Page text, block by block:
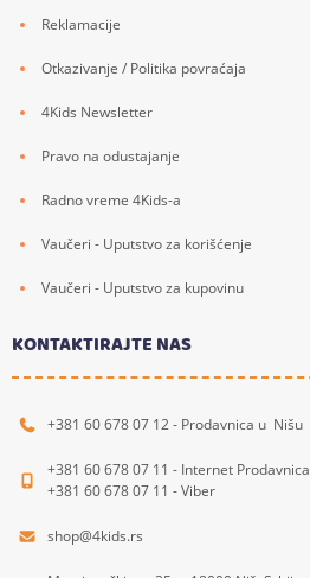
Reklamacije
Otkazivanje / Politika povraćaja
4Kids Newsletter
Pravo na odustajanje
Radno vreme 4Kids-a
Vaučeri - Uputstvo za korišćenje
Vaučeri - Uputstvo za kupovinu
KONTAKTIRAJTE NAS
+381 60 678 07 12 - Prodavnica u Nišu
+381 60 678 07 11 - Internet Prodavnica
+381 60 678 07 11 - Viber
shop@4kids.rs